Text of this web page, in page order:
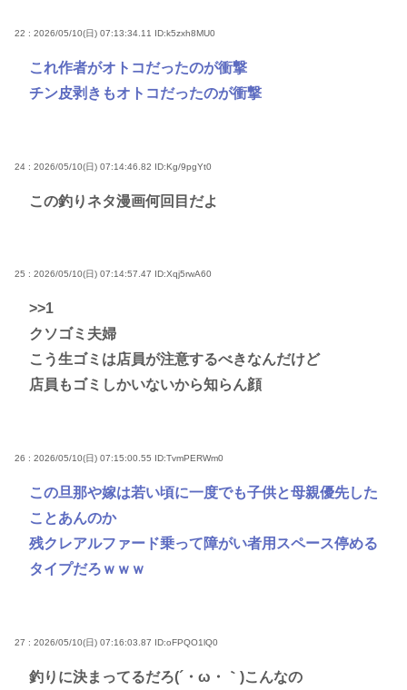
22 : 2026/05/10(日) 07:13:34.11 ID:k5zxh8MU0
これ作者がオトコだったのが衝撃
チン皮剥きもオトコだったのが衝撃
24 : 2026/05/10(日) 07:14:46.82 ID:Kg/9pgYt0
この釣りネタ漫画何回目だよ
25 : 2026/05/10(日) 07:14:57.47 ID:Xqj5rwA60
>>1
クソゴミ夫婦
こう生ゴミは店員が注意するべきなんだけど
店員もゴミしかいないから知らん顔
26 : 2026/05/10(日) 07:15:00.55 ID:TvmPERWm0
この旦那や嫁は若い頃に一度でも子供と母親優先した
ことあんのか
残クレアルファード乗って障がい者用スペース停める
タイプだろｗｗｗ
27 : 2026/05/10(日) 07:16:03.87 ID:oFPQO1lQ0
釣りに決まってるだろ(´・ω・｀)こんなの